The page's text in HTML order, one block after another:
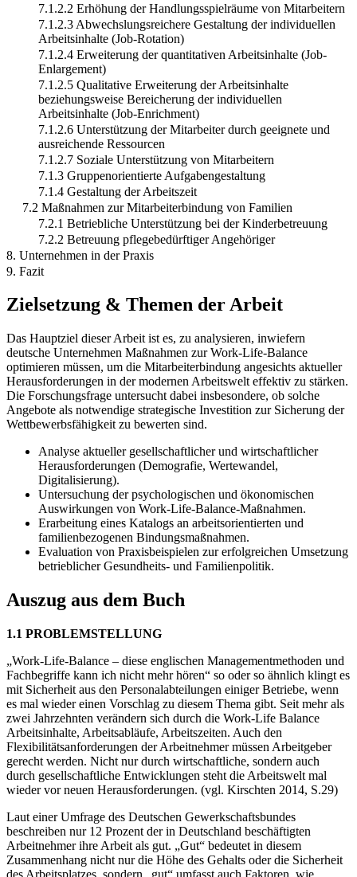
7.1.2.2 Erhöhung der Handlungsspielräume von Mitarbeitern
7.1.2.3 Abwechslungsreichere Gestaltung der individuellen
Arbeitsinhalte (Job-Rotation)
7.1.2.4 Erweiterung der quantitativen Arbeitsinhalte (Job-
Enlargement)
7.1.2.5 Qualitative Erweiterung der Arbeitsinhalte
beziehungsweise Bereicherung der individuellen
Arbeitsinhalte (Job-Enrichment)
7.1.2.6 Unterstützung der Mitarbeiter durch geeignete und
ausreichende Ressourcen
7.1.2.7 Soziale Unterstützung von Mitarbeitern
7.1.3 Gruppenorientierte Aufgabengestaltung
7.1.4 Gestaltung der Arbeitszeit
7.2 Maßnahmen zur Mitarbeiterbindung von Familien
7.2.1 Betriebliche Unterstützung bei der Kinderbetreuung
7.2.2 Betreuung pflegebedürftiger Angehöriger
8. Unternehmen in der Praxis
9. Fazit
Zielsetzung & Themen der Arbeit
Das Hauptziel dieser Arbeit ist es, zu analysieren, inwiefern
deutsche Unternehmen Maßnahmen zur Work-Life-Balance
optimieren müssen, um die Mitarbeiterbindung angesichts aktueller
Herausforderungen in der modernen Arbeitswelt effektiv zu stärken.
Die Forschungsfrage untersucht dabei insbesondere, ob solche
Angebote als notwendige strategische Investition zur Sicherung der
Wettbewerbsfähigkeit zu bewerten sind.
Analyse aktueller gesellschaftlicher und wirtschaftlicher
Herausforderungen (Demografie, Wertewandel,
Digitalisierung).
Untersuchung der psychologischen und ökonomischen
Auswirkungen von Work-Life-Balance-Maßnahmen.
Erarbeitung eines Katalogs an arbeitsorientierten und
familienbezogenen Bindungsmaßnahmen.
Evaluation von Praxisbeispielen zur erfolgreichen Umsetzung
betrieblicher Gesundheits- und Familienpolitik.
Auszug aus dem Buch
1.1 PROBLEMSTELLUNG
„Work-Life-Balance – diese englischen Managementmethoden und
Fachbegriffe kann ich nicht mehr hören“ so oder so ähnlich klingt es
mit Sicherheit aus den Personalabteilungen einiger Betriebe, wenn
es mal wieder einen Vorschlag zu diesem Thema gibt. Seit mehr als
zwei Jahrzehnten verändern sich durch die Work-Life Balance
Arbeitsinhalte, Arbeitsabläufe, Arbeitszeiten. Auch den
Flexibilitätsanforderungen der Arbeitnehmer müssen Arbeitgeber
gerecht werden. Nicht nur durch wirtschaftliche, sondern auch
durch gesellschaftliche Entwicklungen steht die Arbeitswelt mal
wieder vor neuen Herausforderungen. (vgl. Kirschten 2014, S.29)
Laut einer Umfrage des Deutschen Gewerkschaftsbundes
beschreiben nur 12 Prozent der in Deutschland beschäftigten
Arbeitnehmer ihre Arbeit als gut. „Gut“ bedeutet in diesem
Zusammenhang nicht nur die Höhe des Gehalts oder die Sicherheit